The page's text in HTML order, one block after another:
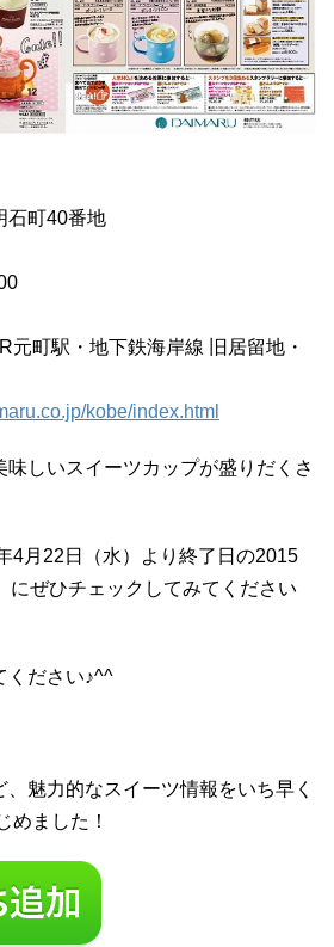
石町40番地
元町駅・地下鉄海岸線 旧居留地・
kobe/index.html
しいスイーツカップが盛りだくさ
4月22日（水）より終了日の2015
にぜひチェックしてみてください
ください♪^^
魅力的なスイーツ情報をいち早く
めました！